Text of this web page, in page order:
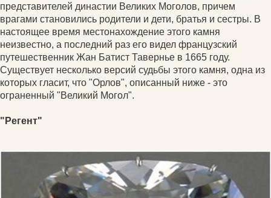
представителей династии Великих Моголов, причем
врагами становились родители и дети, братья и сестры. В
настоящее время местонахождение этого камня
неизвестно, а последний раз его видел французский
путешественник Жан Батист Тавернье в 1665 году.
Существует несколько версий судьбы этого камня, одна из
которых гласит, что "Орлов", описанный ниже - это
ограненный "Великий Могол".
"Регент"